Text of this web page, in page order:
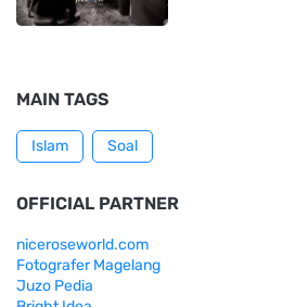
MAIN TAGS
Islam Soal
OFFICIAL PARTNER
niceroseworld.com
Fotografer Magelang
Juzo Pedia